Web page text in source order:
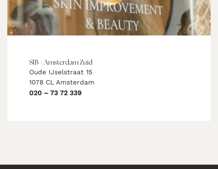
SIB - Amsterdam Zuid
Oude IJselstraat 15
1078 CL Amsterdam
020 – 73 72 339